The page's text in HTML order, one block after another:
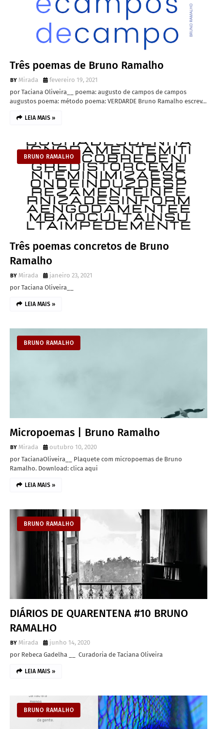
Três poemas de Bruno Ramalho
Mirada
fevereiro 19, 2021
por Taciana Oliveira__ poema: augusto de campos de campos
augustos poema: método poema: VERDARDE Bruno Ramalho escrev…
LEIA MAIS »
BRUNO RAMALHO
Três poemas concretos de Bruno
Ramalho
Mirada
janeiro 23, 2021
por Taciana Oliveira__
LEIA MAIS »
BRUNO RAMALHO
Micropoemas | Bruno Ramalho
Mirada
outubro 10, 2020
por TacianaOliveira__ Plaquete com micropoemas de Bruno
Ramalho. Download: clica aqui
LEIA MAIS »
BRUNO RAMALHO
DIÁRIOS DE QUARENTENA #10 BRUNO
RAMALHO
Mirada
junho 14, 2020
por Rebeca Gadelha __ Curadoria de Taciana Oliveira
LEIA MAIS »
BRUNO RAMALHO